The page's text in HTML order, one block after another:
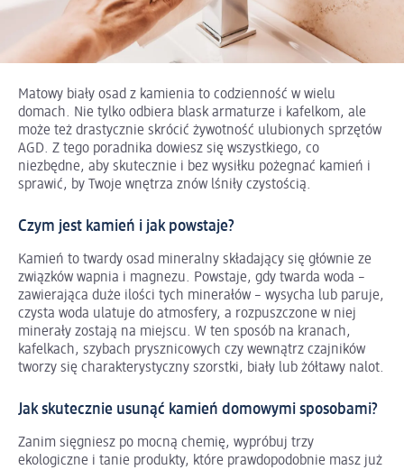
Matowy biały osad z kamienia to codzienność w wielu
domach. Nie tylko odbiera blask armaturze i kafelkom, ale
może też drastycznie skrócić żywotność ulubionych sprzętów
AGD. Z tego poradnika dowiesz się wszystkiego, co
niezbędne, aby skutecznie i bez wysiłku pożegnać kamień i
sprawić, by Twoje wnętrza znów lśniły czystością.
Czym jest kamień i jak powstaje?
Kamień to twardy osad mineralny składający się głównie ze
związków wapnia i magnezu. Powstaje, gdy twarda woda –
zawierająca duże ilości tych minerałów – wysycha lub paruje,
czysta woda ulatuje do atmosfery, a rozpuszczone w niej
minerały zostają na miejscu. W ten sposób na kranach,
kafelkach, szybach prysznicowych czy wewnątrz czajników
tworzy się charakterystyczny szorstki, biały lub żółtawy nalot.
Jak skutecznie usunąć kamień domowymi sposobami?
Zanim sięgniesz po mocną chemię, wypróbuj trzy
ekologiczne i tanie produkty, które prawdopodobnie masz już